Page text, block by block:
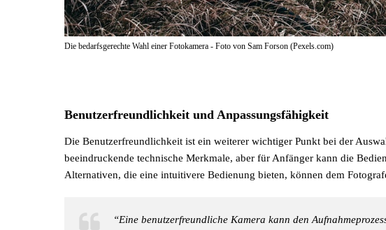
Die bedarfsgerechte Wahl einer Fotokamera - Foto von Sam Forson (Pexels.com)
Benutzerfreundlichkeit und Anpassungsfähigkeit
Die Benutzerfreundlichkeit ist ein weiterer wichtiger Punkt bei der
beeindruckende technische Merkmale, aber für Anfänger kann die
Alternativen, die eine intuitivere Bedienung bieten, können dem
“Eine benutzerfreundliche Kamera kann den